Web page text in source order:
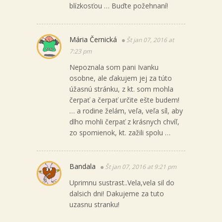
blízkosťou … Buďte požehnaní!
Mária Černická
Št jan 07, 2016 at
7:23 pm
Nepoznala som pani Ivanku
osobne, ale ďakujem jej za túto
úžasnú stránku, z kt. som mohla
čerpať a čerpať určite ešte budem!
… a rodine želám, veľa, veľa síl, aby
dlho mohli čerpať z krásnych chvíľ,
zo spomienok, kt. zažili spolu …
Bandala Št jan 07, 2016 at 9:21 pm
Uprimnu sustrast..Vela,vela sil do
dalsich dni! Dakujeme za tuto
uzasnu stranku!